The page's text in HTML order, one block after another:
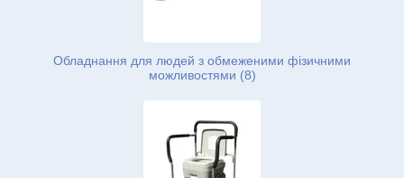
Обладнання для людей з обмеженими фізичними
можливостями (8)